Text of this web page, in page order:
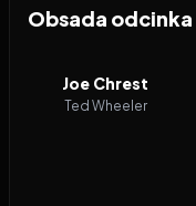
Obsada odcinka
Joe Chrest
Ted Wheeler